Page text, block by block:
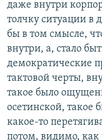
даже внутри
толчку ситуации в
бы в том смысле,
внутри, а, стало
демократические
тактовой черты,
такое было
осетинской, такое
какое-то
потом, видимо, как